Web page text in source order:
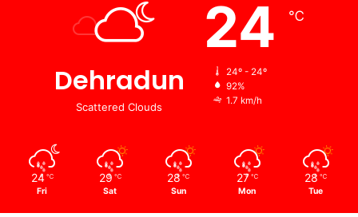
Dehradun
Scattered Clouds
24 ℃
24º - 24º
92%
1.7 km/h
24 ℃
Fri
29 ℃
Sat
28 ℃
Sun
27 ℃
Mon
28 ℃
Tue